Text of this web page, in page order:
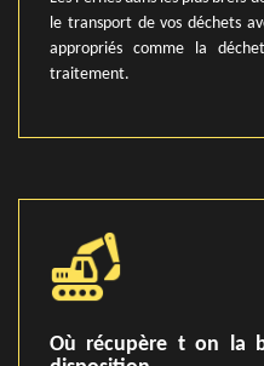
le transport de vos déchets
appropriés comme la
traitement.
Où récupère t on la